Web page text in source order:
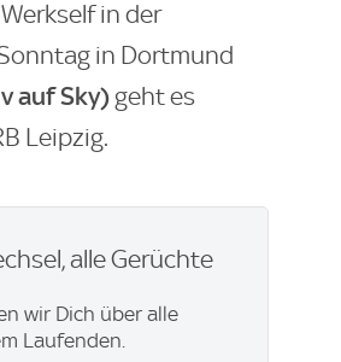
in der
in Dortmund
auf Sky) geht es
Leipzig.
alle Gerüchte
wir Dich über alle
Laufenden.